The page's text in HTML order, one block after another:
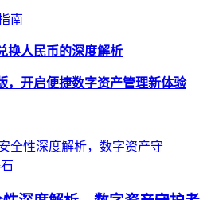
南
换人民币的深度解析
，开启便捷数字资产管理新体验